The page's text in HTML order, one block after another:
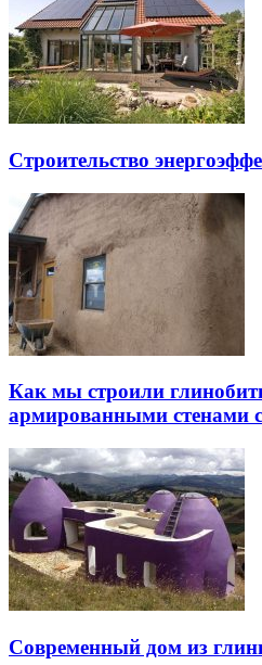
Строительство
Как мы строили
армированными стенами
Современный дом из